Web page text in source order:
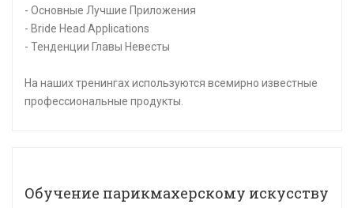
- Основные Лучшие Приложения
- Bride Head Applications
- Тенденции Главы Невесты
На наших тренингах используются всемирно известные
профессиональные продукты.
Обучение парикмахерскому искусству